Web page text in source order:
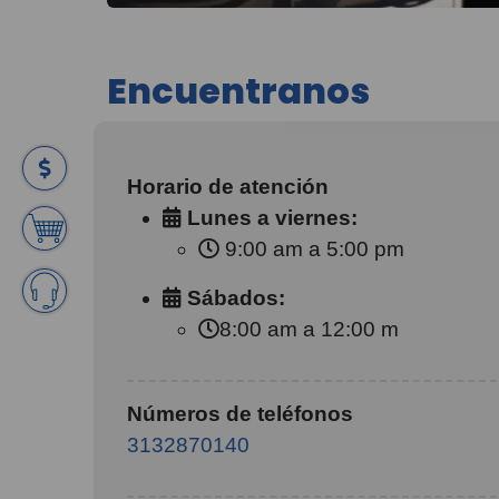
Encuentranos
Horario de atención
Lunes a viernes:
9:00 am a 5:00 pm
Sábados:
8:00 am a 12:00 m
Números de teléfonos
3132870140